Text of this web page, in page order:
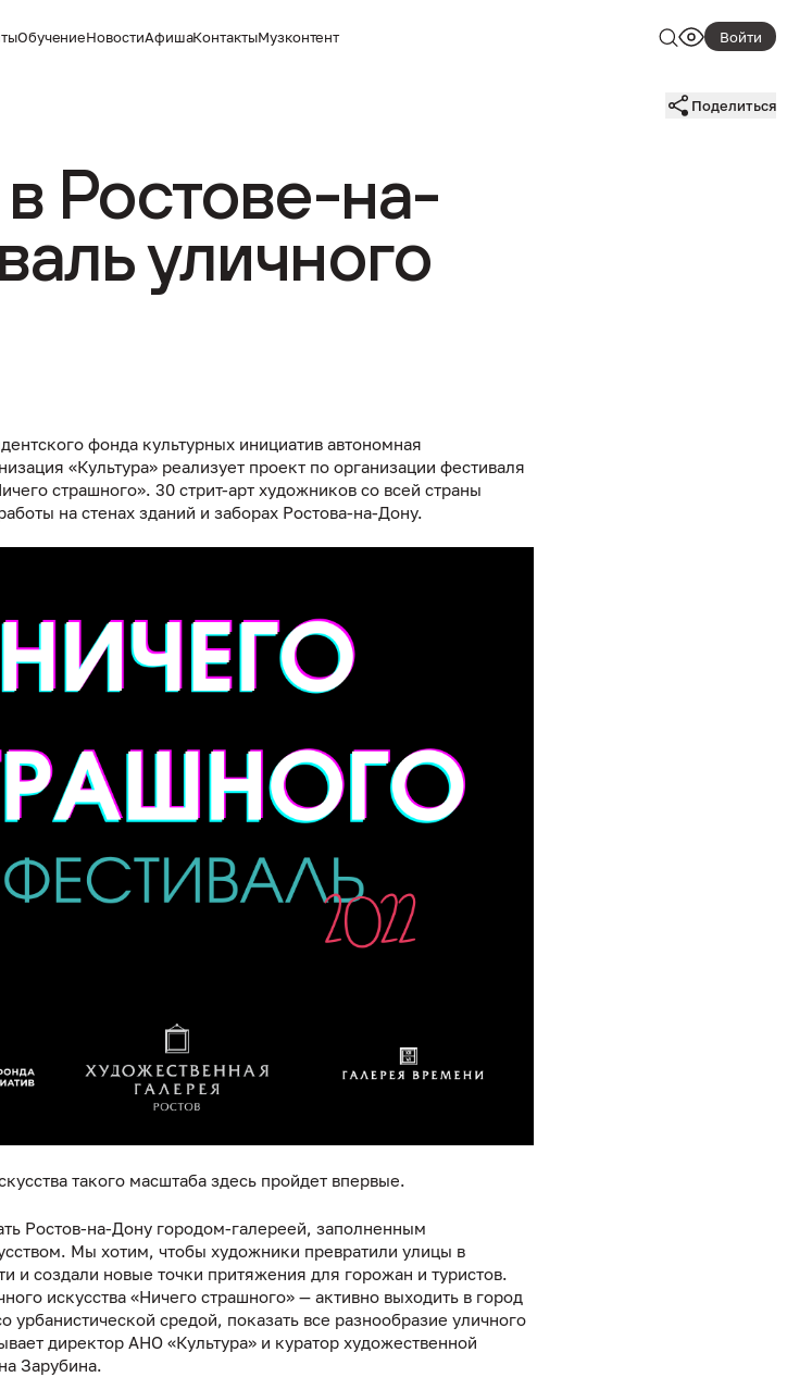
ОбучениеНовостиАфишаКонтактыМузконтент Найти
не
Войти
Поделиться
Ростове-на-
уличного
фонда культурных инициатив автономная
«Культура» реализует проект по организации фестиваля
страшного». 30 стрит-арт художников со всей страны
на стенах зданий и заборах Ростова-на-Дону.
такого масштаба здесь пройдет впервые.
Ростов-на-Дону городом-галереей, заполненным
Мы хотим, чтобы художники превратили улицы в
и создали новые точки притяжения для горожан и туристов.
искусства «Ничего страшного» — активно выходить в город
урбанистической средой, показать все разнообразие уличного
директор АНО «Культура» и куратор художественной
Зарубина.